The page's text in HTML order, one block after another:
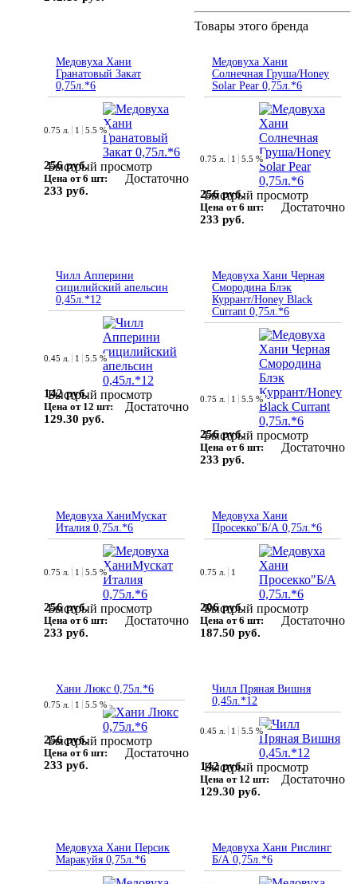
Товары этого бренда
Медовуха Хани
Гранатовый Закат
0,75л.*6
Быстрый просмотр
0.75 л. 1 5.5 %
256 руб.
Цена от 6 шт:
233 руб.
Достаточно
Медовуха Хани
Солнечная Груша/Honey
Solar Pear 0,75л.*6
Быстрый просмотр
0.75 л. 1 5.5 %
256 руб.
Цена от 6 шт:
233 руб.
Достаточно
Чилл Апперини
сицилийский апельсин
0,45л.*12
Быстрый просмотр
0.45 л. 1 5.5 %
142 руб.
Цена от 12 шт:
129.30 руб.
Достаточно
Медовуха Хани Черная
Смородина Блэк
Куррант/Honey Black
Currant 0,75л.*6
Быстрый просмотр
0.75 л. 1 5.5 %
256 руб.
Цена от 6 шт:
233 руб.
Достаточно
Медовуха ХаниМускат
Италия 0,75л.*6
Быстрый просмотр
0.75 л. 1 5.5 %
256 руб.
Цена от 6 шт:
233 руб.
Достаточно
Медовуха Хани
Просекко"Б/А 0,75л.*6
Быстрый просмотр
0.75 л. 1
206 руб.
Цена от 6 шт:
187.50 руб.
Достаточно
Хани Люкс 0,75л.*6
Быстрый просмотр
0.75 л. 1 5.5 %
256 руб.
Цена от 6 шт:
233 руб.
Достаточно
Чилл Пряная Вишня
0,45л.*12
Быстрый просмотр
0.45 л. 1 5.5 %
142 руб.
Цена от 12 шт:
129.30 руб.
Достаточно
Медовуха Хани Персик
Маракуйя 0,75л.*6
Медовуха Хани Рислинг
Б/А 0,75л.*6